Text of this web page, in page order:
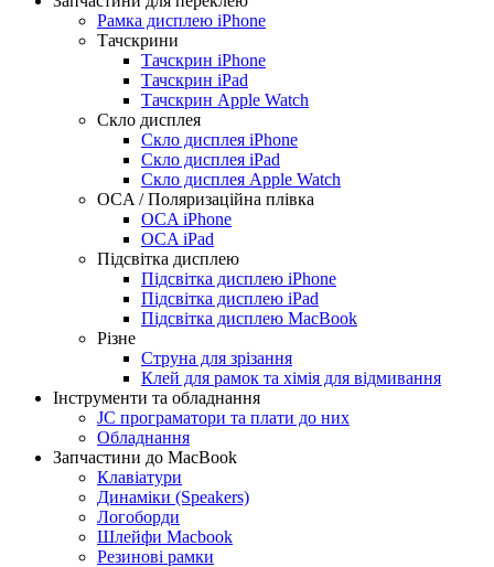
Рамка дисплею iPhone
Тачскрини
Тачскрин iPhone
Тачскрин iPad
Тачскрин Apple Watch
Скло дисплея
Скло дисплея iPhone
Скло дисплея iPad
Скло дисплея Apple Watch
OCA / Поляризаційна плівка
OCA iPhone
OCA iPad
Підсвітка дисплею
Підсвітка дисплею iPhone
Підсвітка дисплею iPad
Підсвітка дисплею MacBook
Різне
Струна для зрізання
Клей для рамок та хімія для відмивання
Інструменти та обладнання
JC програматори та плати до них
Обладнання
Запчастини до MacBook
Клавіатури
Динаміки (Speakers)
Логоборди
Шлейфи Macbook
Резинові рамки